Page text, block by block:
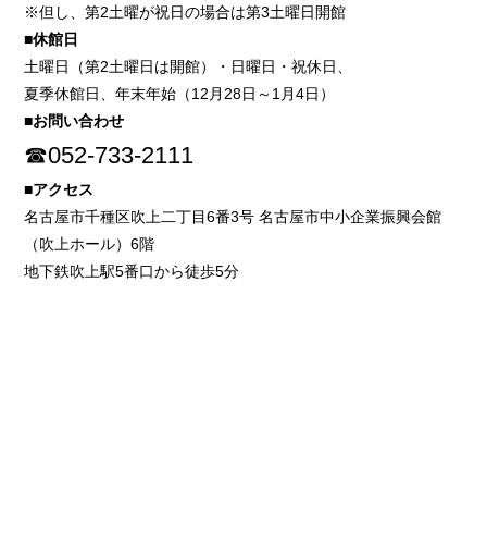
※但し、第2土曜が祝日の場合は第3土曜日開館
■休館日
土曜日（第2土曜日は開館）・日曜日・祝休日、
夏季休館日、年末年始（12月28日～1月4日）
■お問い合わせ
☎052-733-2111
■アクセス
名古屋市千種区吹上二丁目6番3号 名古屋市中小企業振興会館
（吹上ホール）6階
地下鉄吹上駅5番口から徒歩5分